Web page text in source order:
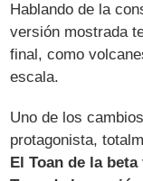
Hablando de la
versión mostrada
final, como
escala.
Uno de los
protagonista,
El Toan de la